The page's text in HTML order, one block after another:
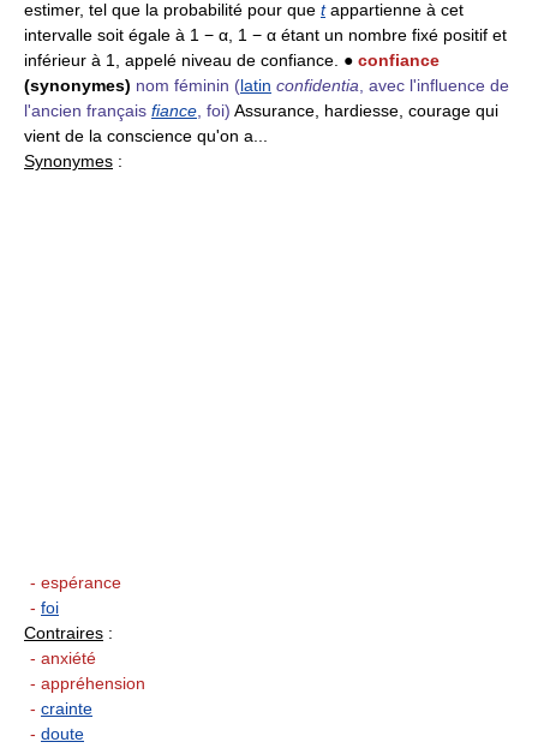
estimer, tel que la probabilité pour que tappartienne à cet
intervalle soit égale à 1 − α, 1 − α étant un nombre fixé positif et
inférieur à 1, appelé niveau de confiance. ● confiance
(synonymes) nom féminin (latin confidentia, avec l'influence de
l'ancien français fiance, foi) Assurance, hardiesse, courage qui
vient de la conscience qu'on a...
Synonymes :
- espérance
- foi
Contraires :
- anxiété
- appréhension
- crainte
- doute